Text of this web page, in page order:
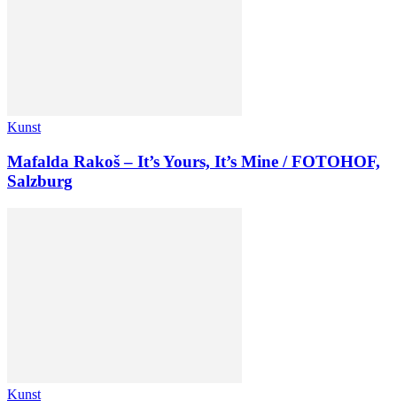
Kunst
Mafalda Rakoš – It’s Yours, It’s Mine / FOTOHOF,
Salzburg
Kunst